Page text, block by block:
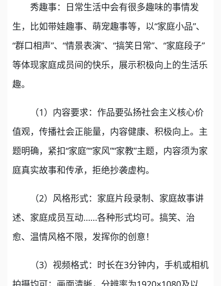
秀趣事：日常生活中会有很多趣味的事情发
生，比如带娃趣事、萌宠趣事等，以“家庭小品”、
“群口相声”、“情景表演”、“搞笑日常”、“家庭段子”
等体现家庭成员间的快乐，展示积极向上的生活乐
趣。
（1）内容要求：作品要弘扬社会主义核心价
值观，传播社会正能量，内容健康、积极向上。主
题明确，紧扣“家庭”“家风”“家教”主题，内容须为家
庭真实故事和传承，拒绝抄袭虚构。
（2）风格形式：家庭片段录制、家庭故事讲
述、家庭成员互动……各种形式均可。搞笑、治
愈、温情风格不限，发挥你的创意！
（3）视频格式：时长在3分钟内，手机或相机